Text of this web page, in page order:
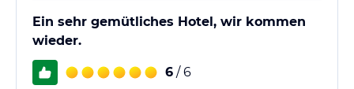
Ein sehr gemütliches Hotel, wir kommen
wieder.
6 / 6